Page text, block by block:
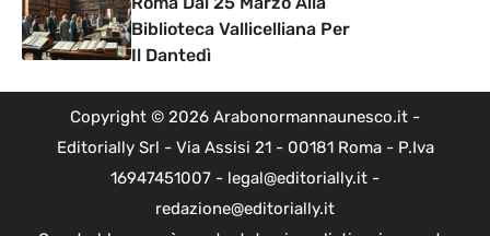
Biblioteca Vallicelliana Per
Il Dantedì
Copyright © 2026 Arabonormannaunesco.it -
Editorially Srl - Via Assisi 21 - 00181 Roma - P.Iva
16947451007 - legal@editorially.it -
redazione@editorially.it